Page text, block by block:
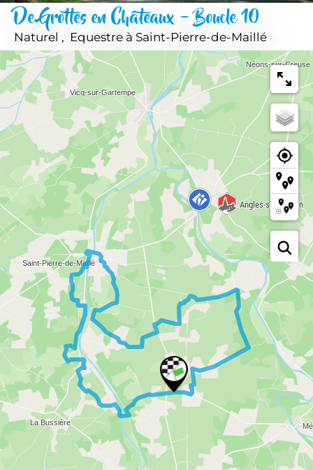
De Grottes en Châteaux - Boucle 10
Naturel , Equestre à Saint-Pierre-de-Maillé